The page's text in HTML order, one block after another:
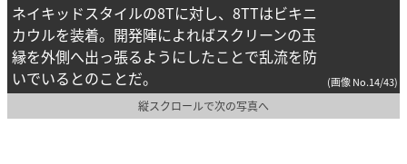
ネイキッドスタイルの8Tに対し、8TTはビキニ
カウルを装着。開発陣によればスクリーンの玉
縁を外側へ出っ張るようにしたことで乱流を防
いでいるとのことだ。
(画像 No.14/43)
縦スクロールで次の写真へ